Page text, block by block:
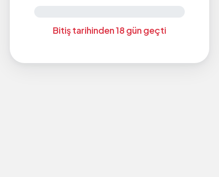
Bitiş tarihinden 18 gün geçti